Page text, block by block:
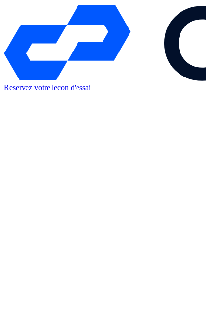
Reservez votre lecon d'essai